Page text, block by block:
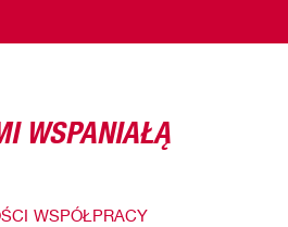
WSPÓŁPRACY
WSPANIAŁĄ